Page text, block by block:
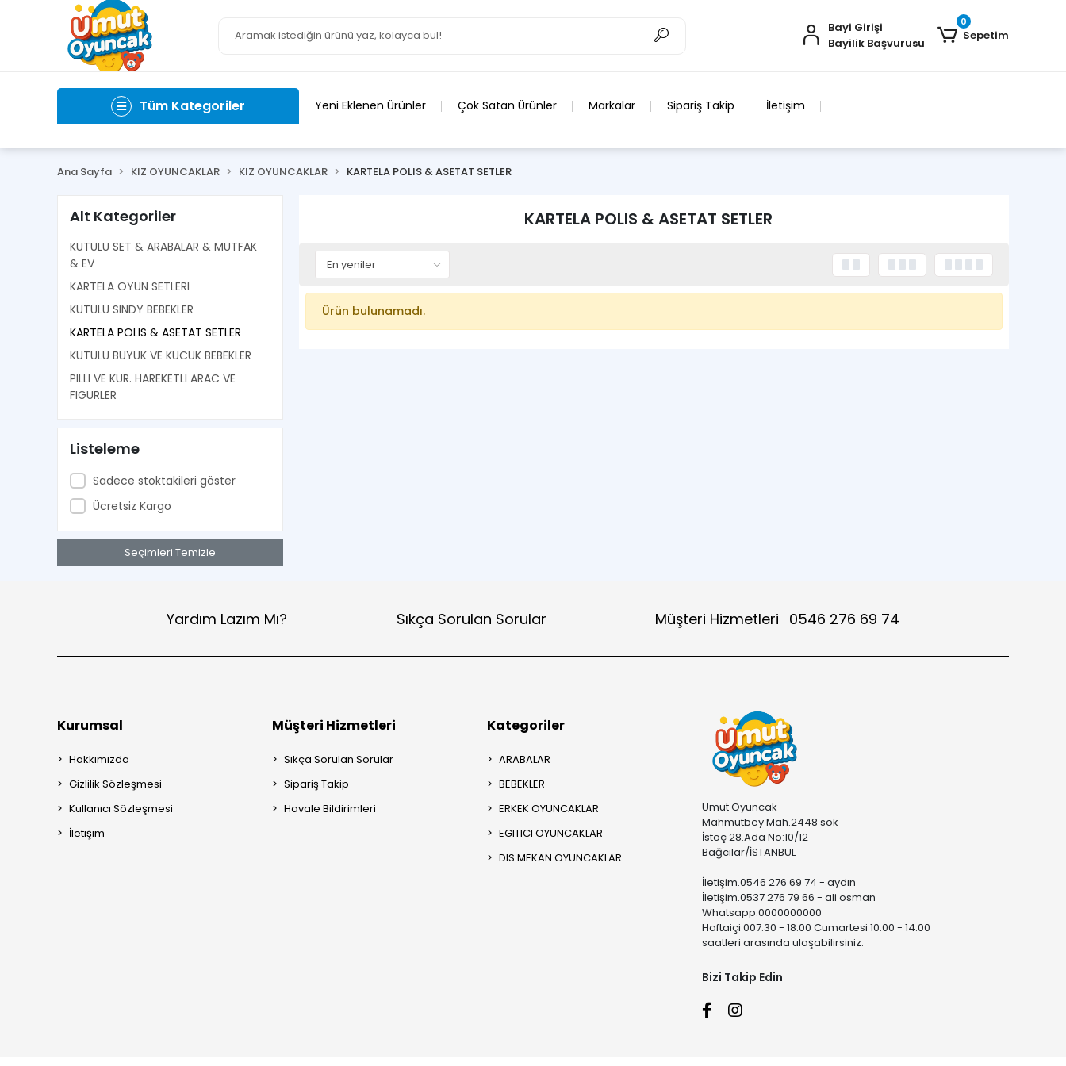
Bayi Girişi
Bayilik Başvurusu
0
Sepetim
Tüm Kategoriler Yeni Eklenen Ürünler Çok Satan Ürünler Markalar Sipariş Takip İletişim
Ana Sayfa KIZ OYUNCAKLAR KIZ OYUNCAKLAR KARTELA POLIS & ASETAT SETLER
Alt Kategoriler
KUTULU SET & ARABALAR & MUTFAK
& EV
KARTELA OYUN SETLERI
KUTULU SINDY BEBEKLER
KARTELA POLIS & ASETAT SETLER
KUTULU BUYUK VE KUCUK BEBEKLER
PILLI VE KUR. HAREKETLI ARAC VE
FIGURLER
Listeleme
Sadece stoktakileri göster
Ücretsiz Kargo
Seçimleri Temizle
KARTELA POLIS & ASETAT SETLER
Ürün bulunamadı.
Yardım Lazım Mı? Sıkça Sorulan Sorular Müşteri Hizmetleri 0546 276 69 74
Kurumsal
Hakkımızda
Gizlilik Sözleşmesi
Kullanıcı Sözleşmesi
İletişim
Müşteri Hizmetleri
Sıkça Sorulan Sorular
Sipariş Takip
Havale Bildirimleri
Kategoriler
ARABALAR
BEBEKLER
ERKEK OYUNCAKLAR
EGITICI OYUNCAKLAR
DIS MEKAN OYUNCAKLAR
Umut Oyuncak
Mahmutbey Mah.2448 sok
İstoç 28.Ada No:10/12
Bağcılar/İSTANBUL
İletişim.0546 276 69 74 - aydın
İletişim.0537 276 79 66 - ali osman
Whatsapp.0000000000
Haftaiçi 007:30 - 18:00 Cumartesi 10:00 - 14:00
saatleri arasında ulaşabilirsiniz.
Bizi Takip Edin